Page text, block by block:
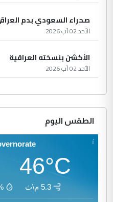
صحراء السعودي بدم
الأحد 02 آب 2026
الأكشن بنسخته العراقية
الأحد 02 آب 2026
الطقس اليوم
46°C
5.3 م\ث